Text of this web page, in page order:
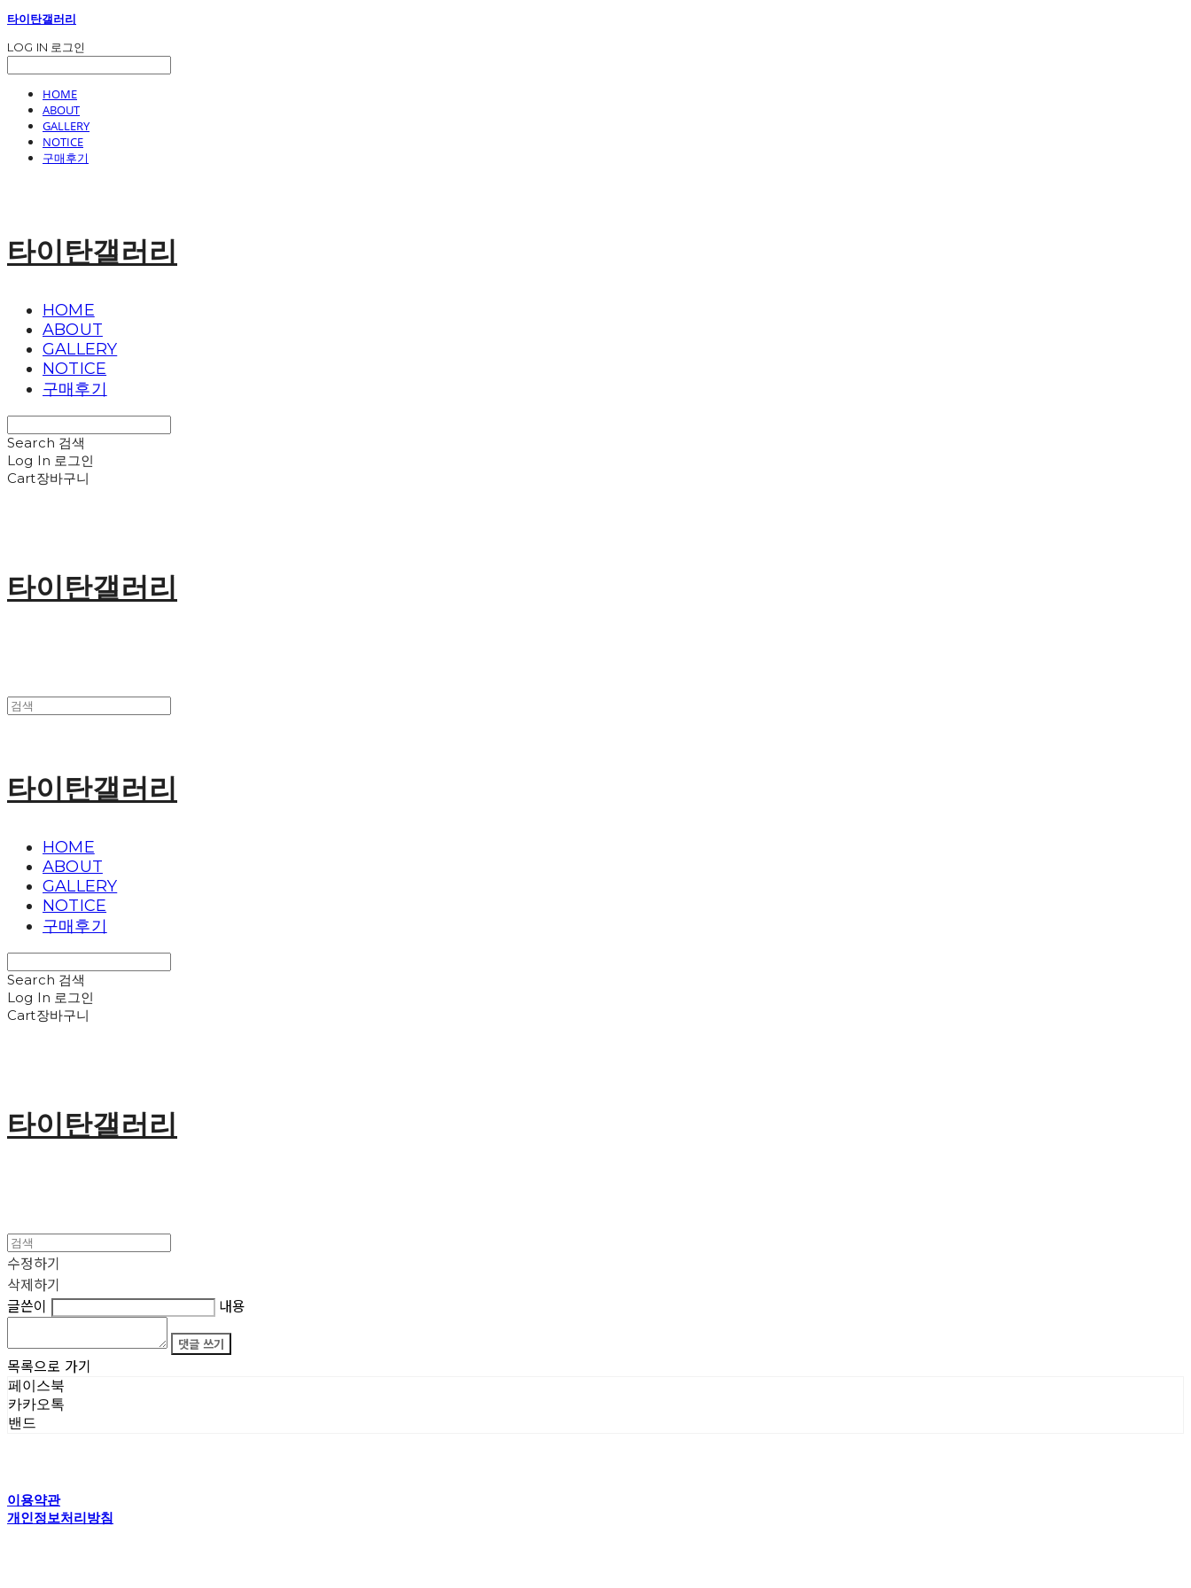
타이탄갤러리
LOG IN 로그인
HOME
ABOUT
GALLERY
NOTICE
구매후기
타이탄갤러리
HOME
ABOUT
GALLERY
NOTICE
구매후기
Search 검색
Log In 로그인
Cart장바구니
타이탄갤러리
타이탄갤러리
HOME
ABOUT
GALLERY
NOTICE
구매후기
Search 검색
Log In 로그인
Cart장바구니
타이탄갤러리
수정하기
삭제하기
글쓴이
내용
댓글 쓰기
목록으로 가기
페이스북
카카오톡
밴드
이용약관
개인정보처리방침